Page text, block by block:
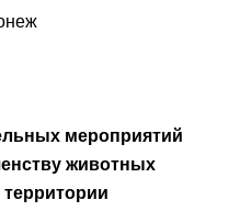
мероприятий
животных